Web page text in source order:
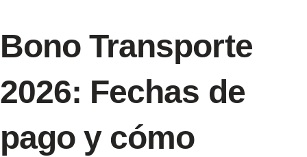
Bono Transporte
2026: Fechas de
pago y cómo